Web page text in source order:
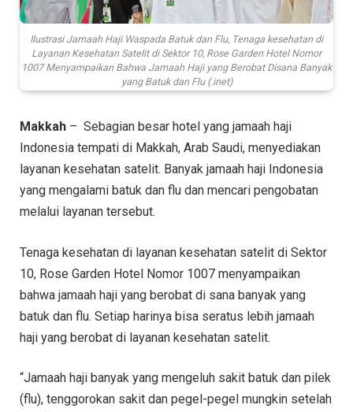
Ilustrasi Jamaah Haji Waspada Batuk dan Flu, Tenaga kesehatan di
Layanan Kesehatan Satelit di Sektor 10, Rose Garden Hotel Nomor
1007 Menyampaikan Bahwa Jamaah Haji yang Berobat Disana Banyak
yang Batuk dan Flu (.inet)
Makkah – Sebagian besar hotel yang jamaah haji
Indonesia tempati di Makkah, Arab Saudi, menyediakan
layanan kesehatan satelit. Banyak jamaah haji Indonesia
yang mengalami batuk dan flu dan mencari pengobatan
melalui layanan tersebut.
Tenaga kesehatan di layanan kesehatan satelit di Sektor
10, Rose Garden Hotel Nomor 1007 menyampaikan
bahwa jamaah haji yang berobat di sana banyak yang
batuk dan flu. Setiap harinya bisa seratus lebih jamaah
haji yang berobat di layanan kesehatan satelit.
“Jamaah haji banyak yang mengeluh sakit batuk dan pilek
(flu), tenggorokan sakit dan pegel-pegel mungkin setelah